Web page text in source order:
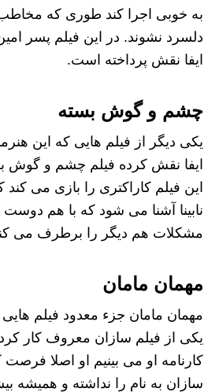
به خوبی اجرا کند طوری که مخاطب
دلسرد نشوند. در این فیلم پسر
ایفا نقش پرداخته است.
چشم و گوش بسته
یکی دیگر از فیلم هایی که این
ایفا نقش کرده فیلم چشم و گوش
این فیلم کاراکتری را بازی می
نابینا آشنا می شود که با هم
مشکلات هم دیگر را برطرف می
مهمان مامان
مهمان مامان جزء معدود فیلم هایی
یکی از فیلم سازان معروف کار
کارنامه او می بینیم او اصلا فرصت
سازان به نام را نداشته و همیشه